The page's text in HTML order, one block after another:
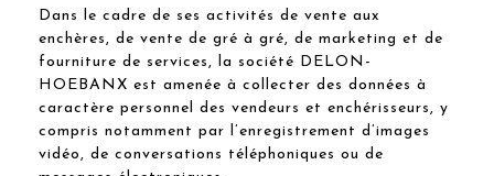
Dans le cadre de ses activités de vente aux
enchères, de vente de gré à gré, de marketing et de
fourniture de services, la société DELON-
HOEBANX est amenée à collecter des données à
caractère personnel des vendeurs et enchérisseurs, y
compris notamment par l’enregistrement d’images
vidéo, de conversations téléphoniques ou de